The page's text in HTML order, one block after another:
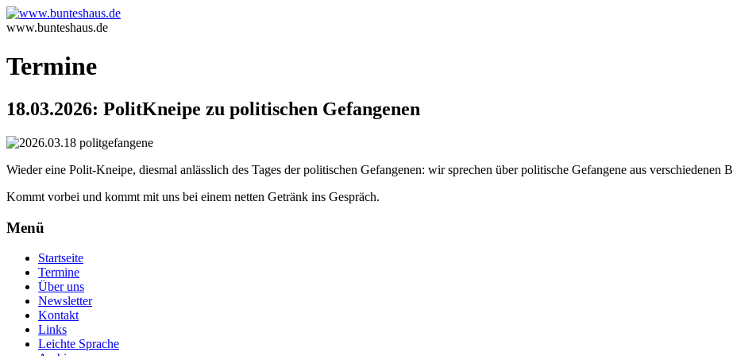
www.bunteshaus.de
Termine
18.03.2026: PolitKneipe zu politischen Gefangenen
Wieder eine Polit-Kneipe, diesmal anlässlich des Tages der politischen Gefangenen: wir sprechen über politische Gefangene aus
Kommt vorbei und kommt mit uns bei einem netten Getränk ins Gespräch.
Menü
Startseite
Termine
Über uns
Newsletter
Kontakt
Links
Leichte Sprache